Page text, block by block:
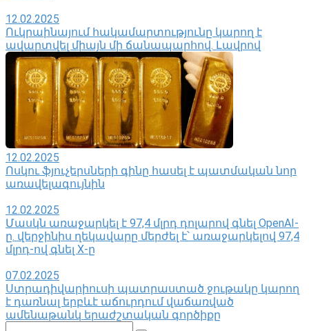
12.02.2025
Ուկրաինայում հակամարտությունը կարող է
ավարտվել միայն մի ճանապարհով․ Լավրով
12.02.2025
Ոսկու ֆյուչերսների գինը հասել է պատմական նոր
առավելագույնին
12.02.2025
Մասկն առաջարկել է 97,4 մլրդ դոլարով գնել OpenAI-
ը. վերջինիս ղեկավարը մերժել է՝ առաջարկելով 97,4
մլրդ-ով գնել X-ը
07.02.2025
Ստրադիվարիուսի պատրաստած ջութակը կարող
է դառնալ երբևէ աճուրդում վաճառված
ամենաթանկ երաժշտական ​​գործիքը